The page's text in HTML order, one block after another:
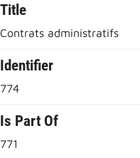
Title
Contrats administratifs
Identifier
774
Is Part Of
771